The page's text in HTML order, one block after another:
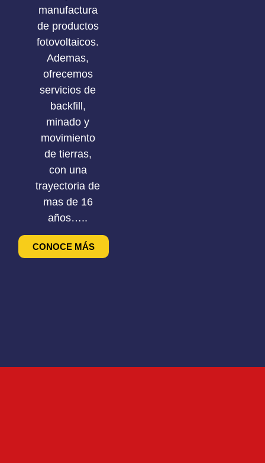
manufactura
de productos
fotovoltaicos.
Ademas,
ofrecemos
servicios de
backfill,
minado y
movimiento
de tierras,
con una
trayectoria de
mas de 16
años…..
CONOCE MÁS